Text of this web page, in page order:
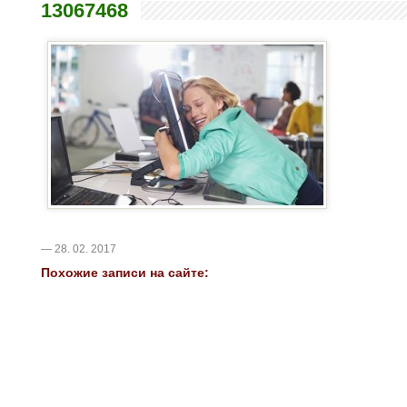
13067468
— 28. 02. 2017
Похожие записи на сайте: